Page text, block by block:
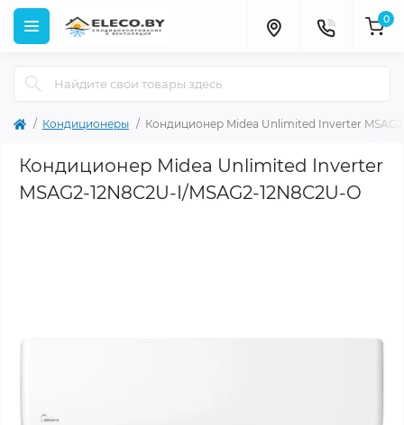
0
Кондиционеры Кондиционер Midea Unlimited Inverter
Кондиционер Midea Unlimited Inverter
MSAG2-12N8C2U-I/MSAG2-12N8C2U-O